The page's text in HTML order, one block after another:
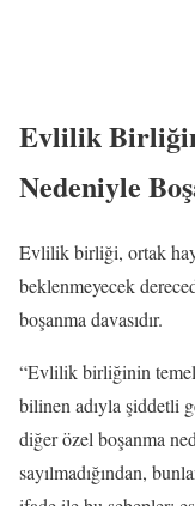
Evlilik
Nedeniyle
Evlilik birliği, ortak
beklenmeyecek
boşanma davasıdır.
“Evlilik birliğinin
bilinen adıyla şiddetli
diğer özel boşanma
sayılmadığından,